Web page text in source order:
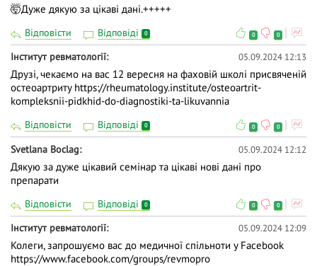
🤯Дуже дякую за цікаві дані.+++++
Відповісти Відповіді 0 0 0
Інститут ревматології 05.09.2024 12:13
Друзі, чекаємо на вас 12 вересня на фаховій школі присвяченій
остеоартриту https://rheumatology.institute/osteoartrit-
kompleksnii-pidkhid-do-diagnostiki-ta-likuvannia
Відповісти Відповіді 0 0 0
Svetlana Boclag 05.09.2024 12:12
Дякую за дуже цікавий семінар та цікаві нові дані про
препарати
Відповісти Відповіді 0 0 0
Інститут ревматології 05.09.2024 12:09
Колеги, запрошуємо вас до медичної спільноти у Facebook
https://www.facebook.com/groups/revmopro